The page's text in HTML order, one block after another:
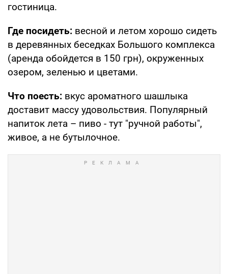
гостиница.
Где посидеть: весной и летом хорошо сидеть
в деревянных беседках Большого комплекса
(аренда обойдется в 150 грн), окруженных
озером, зеленью и цветами.
Что поесть: вкус ароматного шашлыка
доставит массу удовольствия. Популярный
напиток лета – пиво - тут "ручной работы",
живое, а не бутылочное.